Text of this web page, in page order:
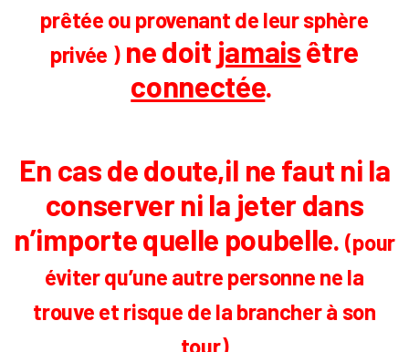
prêtée ou provenant de leur sphère
privée ) ne doit jamaisêtre
connectée.
En cas de doute,il ne faut ni la
conserver ni la jeter dans
n’importe quelle poubelle. (pour
éviter qu’une autre personne ne la
trouve et risque de la brancher à son
tour)